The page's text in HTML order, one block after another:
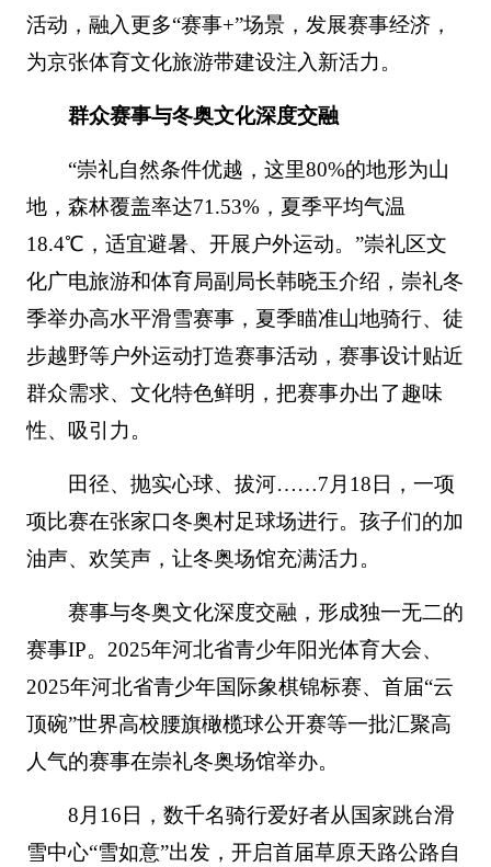
活动，融入更多“赛事+”场景，发展赛事经济，
为京张体育文化旅游带建设注入新活力。
群众赛事与冬奥文化深度交融
“崇礼自然条件优越，这里80%的地形为山
地，森林覆盖率达71.53%，夏季平均气温
18.4℃，适宜避暑、开展户外运动。”崇礼区文
化广电旅游和体育局副局长韩晓玉介绍，崇礼冬
季举办高水平滑雪赛事，夏季瞄准山地骑行、徒
步越野等户外运动打造赛事活动，赛事设计贴近
群众需求、文化特色鲜明，把赛事办出了趣味
性、吸引力。
田径、抛实心球、拔河……7月18日，一项
项比赛在张家口冬奥村足球场进行。孩子们的加
油声、欢笑声，让冬奥场馆充满活力。
赛事与冬奥文化深度交融，形成独一无二的
赛事IP。2025年河北省青少年阳光体育大会、
2025年河北省青少年国际象棋锦标赛、首届“云
顶碗”世界高校腰旗橄榄球公开赛等一批汇聚高
人气的赛事在崇礼冬奥场馆举办。
8月16日，数千名骑行爱好者从国家跳台滑
雪中心“雪如意”出发，开启首届草原天路公路自